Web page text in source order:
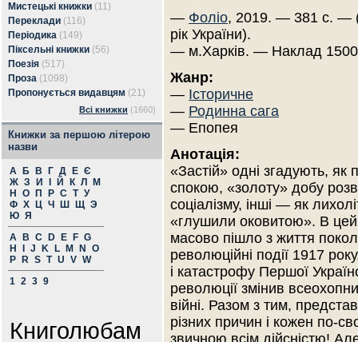
Мистецькі книжки (11)
Переклади (116)
Періодика (149)
Піксельні книжки (56)
Поезія (517)
Проза (1098)
Пропонується видавцям (21)
Всі книжки (1660)
Книжки за першою літерою
назви
А Б В Г Д Е Є
Ж З И Й К Л
М
Н
О П Р С Т У
Ф Х Ц Ч Ш Щ Э
Ю Я
A
B C D E F G
H
J K L M N
O
P
R S T U V W
1 2 3 9
Книголюбам
— Фоліо, 2019. — 381 с. —
рік України).
— м.Харків. — Наклад
Жанр:
— Історичне
— Родинна сага
— Епопея
Анотація:
«Застій» одні згадують, як
спокою, «золоту» добу
соціалізму, інші — як
«глушили оковитою». В цей
масово пішло з життя
революційні події 1917
і катастрофу Першої
революції змінив
війні. Разом з тим,
різних причин і кожен по-
звичною всім дійсністю!